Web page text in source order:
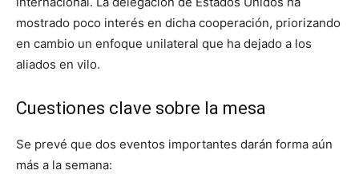
mostrado poco interés en dicha cooperación, priorizando
en cambio un enfoque unilateral que ha dejado a los
aliados en vilo.
Cuestiones clave sobre la mesa
Se prevé que dos eventos importantes darán forma aún
más a la semana: